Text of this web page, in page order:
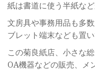
紙は書道に使う半紙な
文房具や事務用品も多
ブレット端末なども置い
この菊良紙店、小さな
OA機器などの販売、メ